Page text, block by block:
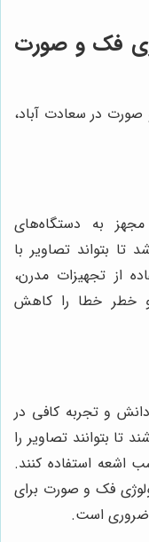
فک و صورت
صورت در سعادت آباد،
به دستگاه‌های
تا بتواند تصاویر با
از تجهیزات مدرن،
خطر خطا را کاهش
و تجربه کافی در
تا بتوانند تصاویر را
اشعه استفاده کنند.
فک و صورت برای
ضروری است.